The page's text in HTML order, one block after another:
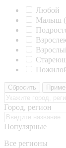
Любой
Малыш
Сбросить
Город, регион
Популярные
Все регионы